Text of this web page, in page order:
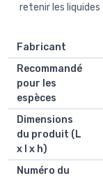
retenir les liquides
Fabricant
Recommandé
pour les
espèces
Dimensions
du produit (L
x l x h)
Numéro du